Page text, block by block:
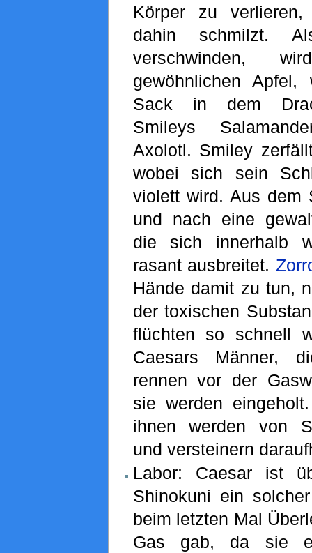
Körper zu verlieren,
dahin schmilzt.
verschwinden,
gewöhnlichen
Sack in dem
Smileys
Axolotl. Smiley
wobei sich sein
violett wird. Aus dem
und nach eine
die sich innerhalb
rasant ausbreitet.
Hände damit zu tun,
der toxischen
flüchten so schnell
Caesars Männer,
rennen vor der
sie werden
ihnen werden von
und versteinern
Labor: Caesar ist
Shinokuni ein
beim letzten Mal
Gas gab, da sie